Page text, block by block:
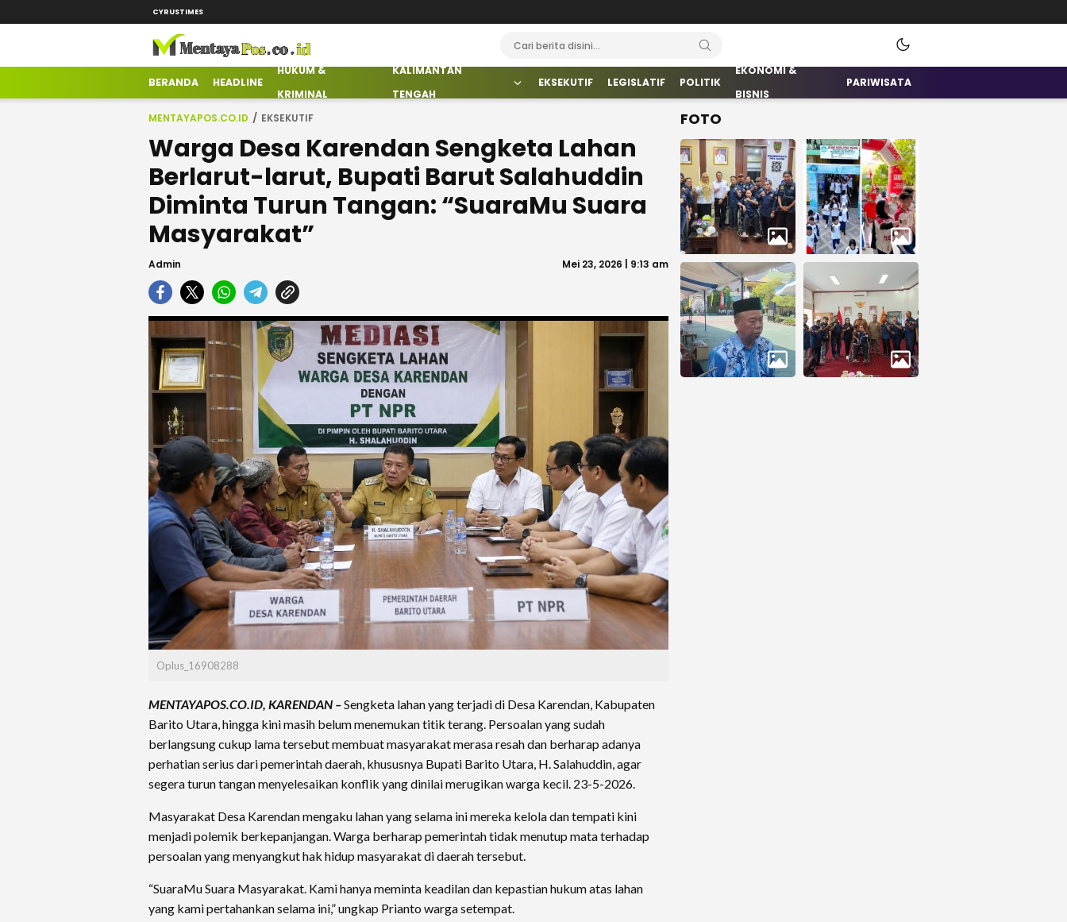
CYRUSTIMES
mentayapos.co.id
Terkini Mengabarkan
BERANDA HEADLINE
HUKUM &
KRIMINAL
KALIMANTAN
TENGAH
EKSEKUTIF LEGISLATIF POLITIK
EKONOMI &
BISNIS
PARIWISATA
MENTAYAPOS.CO.ID EKSEKUTIF
Warga Desa Karendan Sengketa Lahan
Berlarut-larut, Bupati Barut Salahuddin
Diminta Turun Tangan: “SuaraMu Suara
Masyarakat”
Admin Mei 23, 2026 | 9:13 am
Oplus_16908288
MENTAYAPOS.CO.ID, KARENDAN –Sengketa lahan yang terjadi di Desa Karendan, Kabupaten
Barito Utara, hingga kini masih belum menemukan titik terang. Persoalan yang sudah
berlangsung cukup lama tersebut membuat masyarakat merasa resah dan berharap adanya
perhatian serius dari pemerintah daerah, khususnya Bupati Barito Utara, H. Salahuddin, agar
segera turun tangan menyelesaikan konflik yang dinilai merugikan warga kecil. 23-5-2026.
Masyarakat Desa Karendan mengaku lahan yang selama ini mereka kelola dan tempati kini
menjadi polemik berkepanjangan. Warga berharap pemerintah tidak menutup mata terhadap
persoalan yang menyangkut hak hidup masyarakat di daerah tersebut.
“SuaraMu Suara Masyarakat. Kami hanya meminta keadilan dan kepastian hukum atas lahan
yang kami pertahankan selama ini,” ungkap Prianto warga setempat.
FOTO